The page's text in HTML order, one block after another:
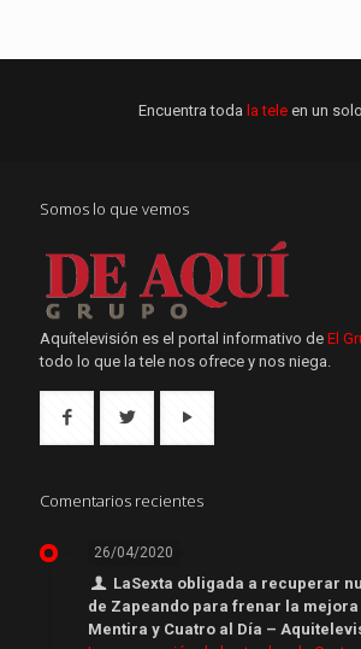
Encuentra toda la tele en un
Somos lo que vemos
Aquítelevisión es el portal informativo de El
todo lo que la tele nos ofrece y nos niega.
Comentarios recientes
26/04/2020
LaSexta obligada a recuperar
de Zapeando para frenar la mejora
Mentira y Cuatro al Día –